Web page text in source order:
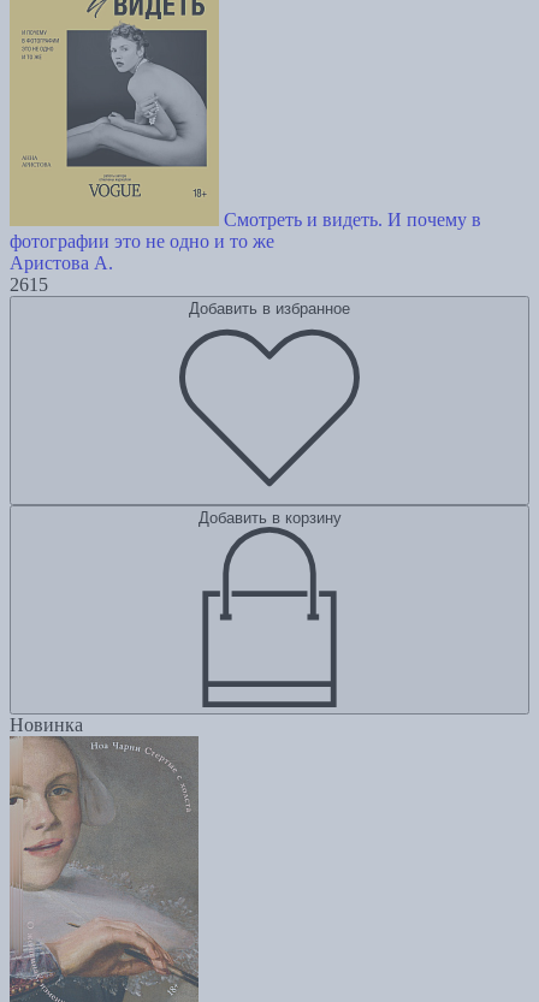
Смотреть и видеть. И почему в
фотографии это не одно и то же
Аристова А.
2615
Добавить в избранное
Добавить в корзину
Новинка